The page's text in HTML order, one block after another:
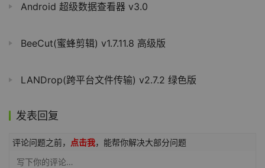
Android 超级数据查看器 v3.0
BeeCut(蜜蜂剪辑) v1.7.11.8 高级版
LANDrop(跨平台文件传输) v2.7.2 绿色版
发表回复
评论问题之前， 点击我，能帮你解决大部分问题